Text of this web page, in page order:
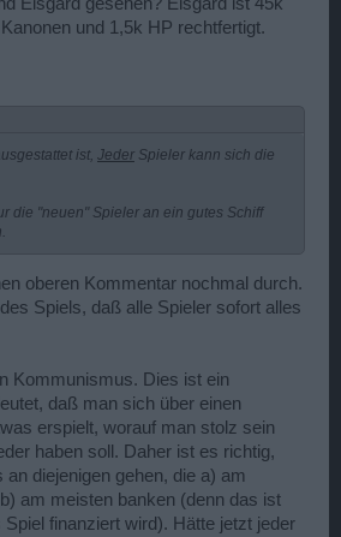
und 1,5k HP rechtfertigt.
ist, Jeder Spieler kann sich die
die "neuen" Spieler an ein gutes Schiff
oberen Kommentar nochmal durch.
Spiels, daß alle Spieler sofort alles
Kommunismus. Dies ist ein
daß man sich über einen
erspielt, worauf man stolz sein
haben soll. Daher ist es richtig,
diejenigen gehen, die a) am
am meisten banken (denn das ist
finanziert wird). Hätte jetzt jeder